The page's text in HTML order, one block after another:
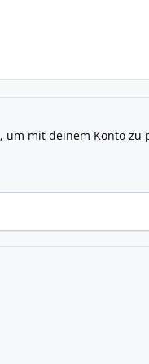
, um mit deinem Konto zu